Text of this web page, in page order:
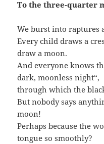
To the three-quarter
We burst into raptures
Every child draws a
draw a moon.
And everyone knows
dark, moonless night“,
through which the
But nobody says
moon!
Perhaps because the
tongue so smoothly?